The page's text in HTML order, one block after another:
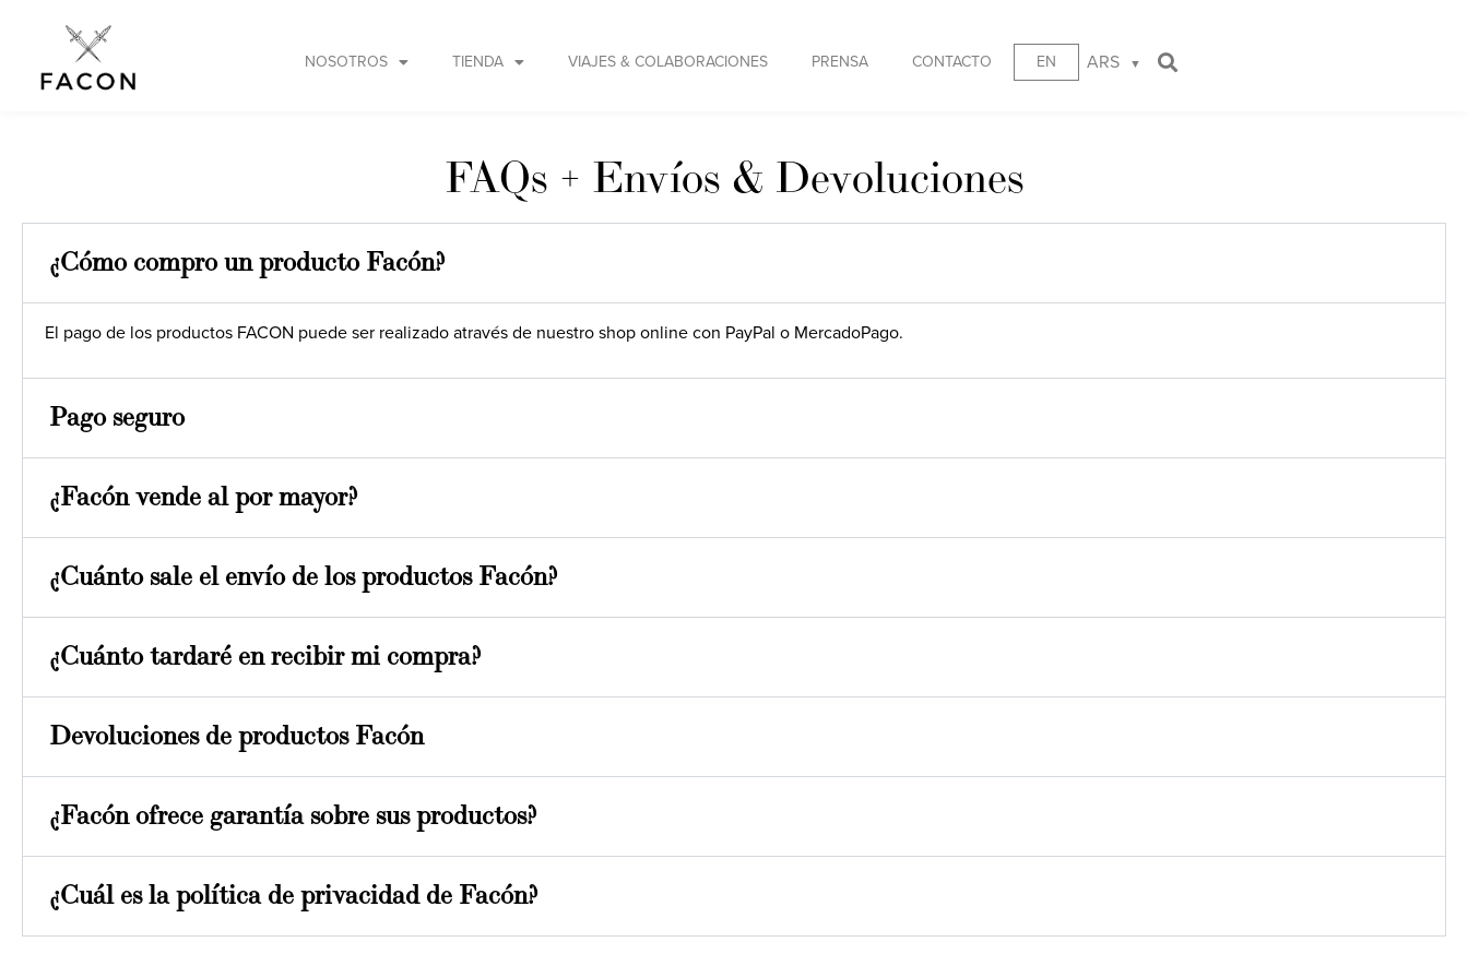
NOSOTROS TIENDA VIAJES & COLABORACIONES PRENSA CONTACTO EN ARS
FAQs + Envíos & Devoluciones
¿Cómo compro un producto Facón?
El pago de los productos FACON puede ser realizado através de nuestro shop online con PayPal o MercadoPago.
Pago seguro
¿Facón vende al por mayor?
¿Cuánto sale el envío de los productos Facón?
¿Cuánto tardaré en recibir mi compra?
Devoluciones de productos Facón
¿Facón ofrece garantía sobre sus productos?
¿Cuál es la política de privacidad de Facón?